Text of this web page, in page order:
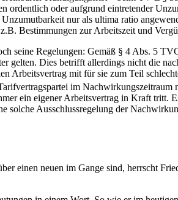
ordentlich oder aufgrund eintretender
nur als ultima ratio
Bestimmungen zur Arbeitszeit und
seine Regelungen: Gemäß § 4 Abs. 5
gelten. Dies betrifft allerdings nicht die
Arbeitsvertrag mit für sie zum Teil
im
ein eigener Arbeitsvertrag in Kraft
solche Ausschlussregelung der
einen neuen im Gange sind, herrscht